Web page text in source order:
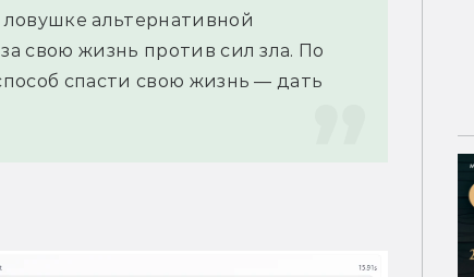
ловушке альтернативной
свою жизнь против сил зла. По
спасти свою жизнь — дать